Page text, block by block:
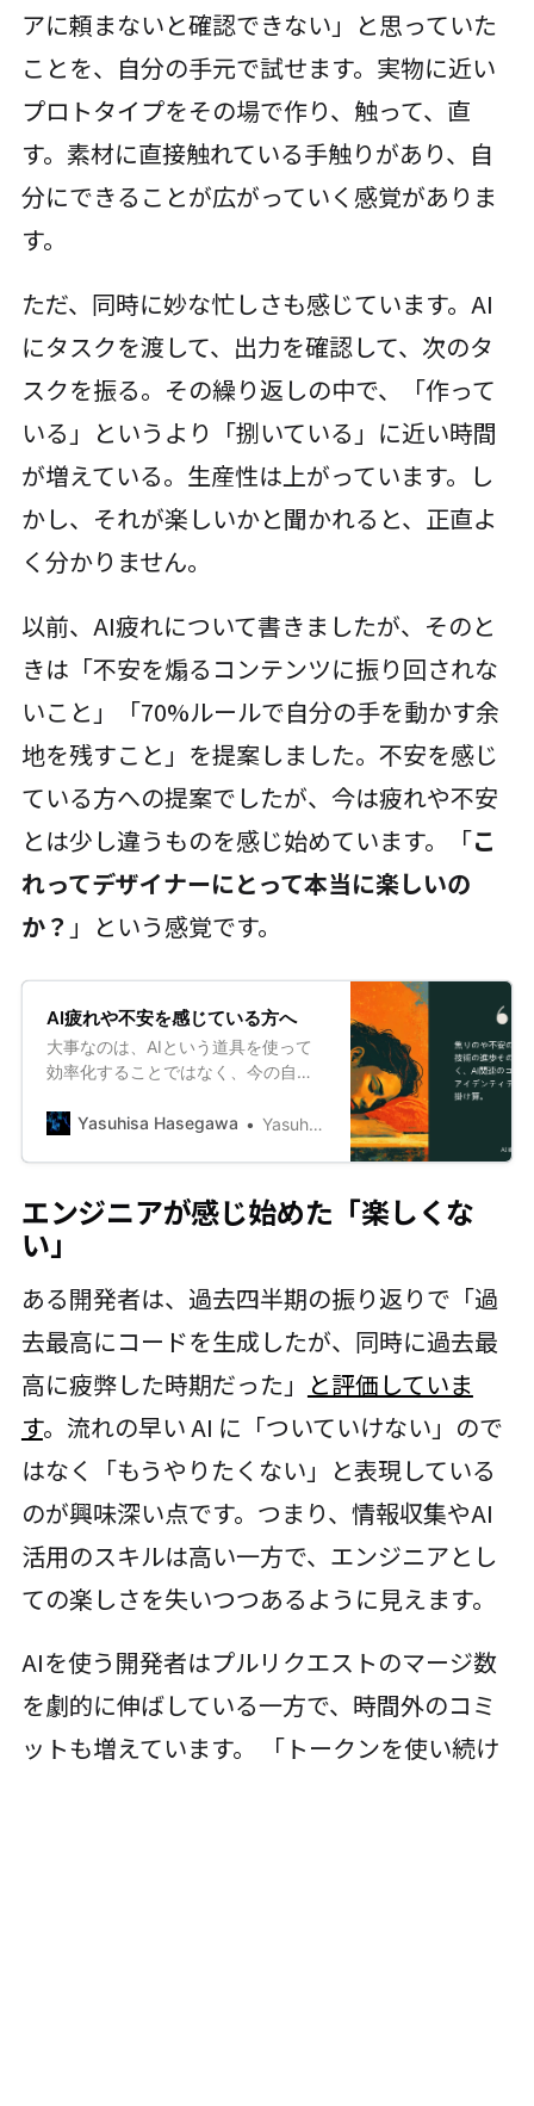
アに頼まないと確認できない」と思っていた
ことを、自分の手元で試せます。実物に近い
プロトタイプをその場で作り、触って、直
す。素材に直接触れている手触りがあり、自
分にできることが広がっていく感覚がありま
す。
ただ、同時に妙な忙しさも感じています。AI
にタスクを渡して、出力を確認して、次のタ
スクを振る。その繰り返しの中で、「作って
いる」というより「捌いている」に近い時間
が増えている。生産性は上がっています。し
かし、それが楽しいかと聞かれると、正直よ
く分かりません。
以前、AI疲れについて書きましたが、そのと
きは「不安を煽るコンテンツに振り回されな
いこと」「70%ルールで自分の手を動かす余
地を残すこと」を提案しました。不安を感じ
ている方への提案でしたが、今は疲れや不安
とは少し違うものを感じ始めています。「こ
れってデザイナーにとって本当に楽しいの
か？ 」という感覚です。
AI疲れや不安を感じている方へ
大事なのは、AIという道具を使って
効率化することではなく、今の自分
どのようなものかを探ることです。
Yasuhisa Hasegawa Yasuhisa Hasegawa
エンジニアが感じ始めた「楽しくな
い」
ある開発者は、過去四半期の振り返りで「過
去最高にコードを生成したが、同時に過去最
高に疲弊した時期だった」 と評価していま
す。流れの早い AI に「ついていけない」ので
はなく「もうやりたくない」と表現している
のが興味深い点です。つまり、情報収集やAI
活用のスキルは高い一方で、エンジニアとし
ての楽しさを失いつつあるように見えます。
AIを使う開発者はプルリクエストのマージ数
を劇的に伸ばしている一方で、時間外のコミ
ットも増えています。 「トークンを使い続け